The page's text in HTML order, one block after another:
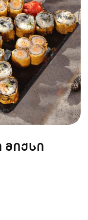
მაკები
სასმელები
ᲛᲘᲥᲡᲘ